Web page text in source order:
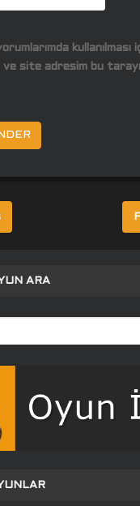
kullanılması
site adresim bu
ARA